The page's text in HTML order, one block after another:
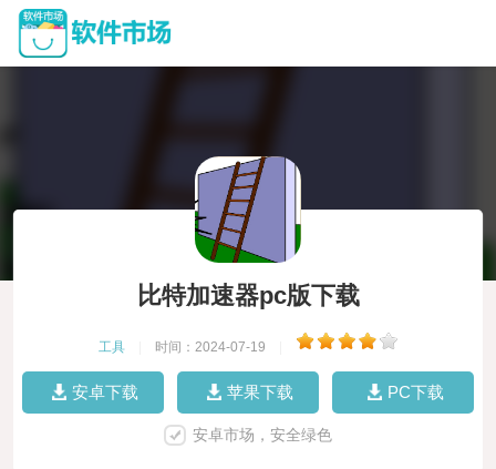
比特加速器pc版下载
工具 时间：2024-07-19
安卓下载 苹果下载 PC下载
安卓市场，安全绿色